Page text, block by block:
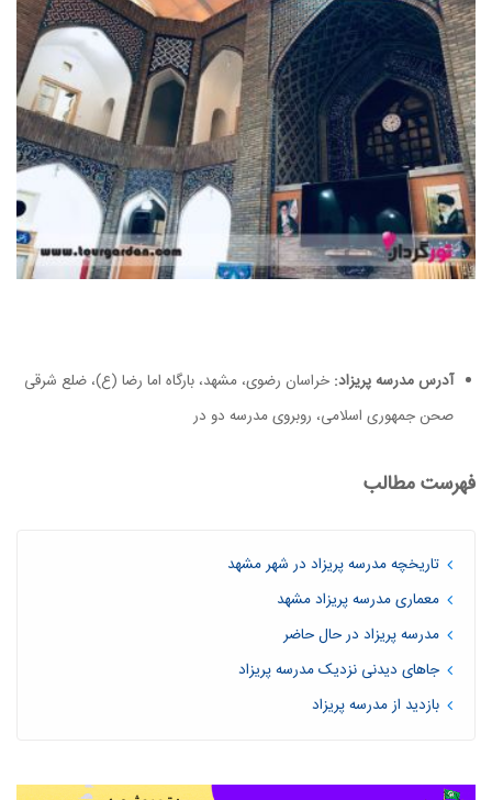
آدرس مدرسه پریزاد: خراسان رضوی، مشهد، بارگاه اما رضا (ع)، ضلع شرقی
صحن جمهوری اسلامی، روبروی مدرسه دو در
فهرست مطالب
تاریخچه مدرسه پریزاد در شهر مشهد
معماری مدرسه پریزاد مشهد
مدرسه پریزاد در حال حاضر
جاهای دیدنی نزدیک مدرسه پریزاد
بازدید از مدرسه پریزاد